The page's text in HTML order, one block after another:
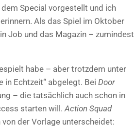
Special vorgestellt und ich
Als das Spiel im Oktober
Job und das Magazin – zumindest
habe – aber trotzdem unter
in Echtzeit“ abgelegt. Bei Door
– die tatsächlich auch schon in
starten will. Action Squad
der Vorlage unterscheidet: